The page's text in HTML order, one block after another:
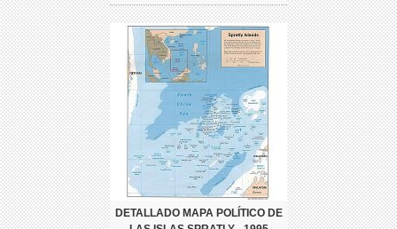
DETALLADO MAPA POLÍTICO DE